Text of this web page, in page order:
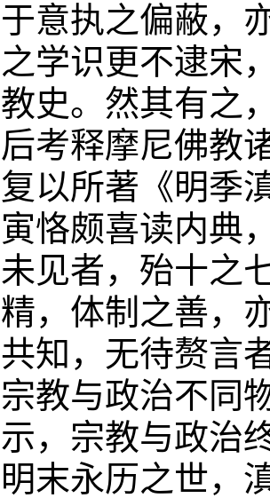
意执之偏蔽，
学识更不逮宋
史。然其有之
考释摩尼佛教
以所著《明季
恪颇喜读内典
见者，殆十之
，体制之善，
知，无待赘言
教与政治不同
，宗教与政治
末永历之世，